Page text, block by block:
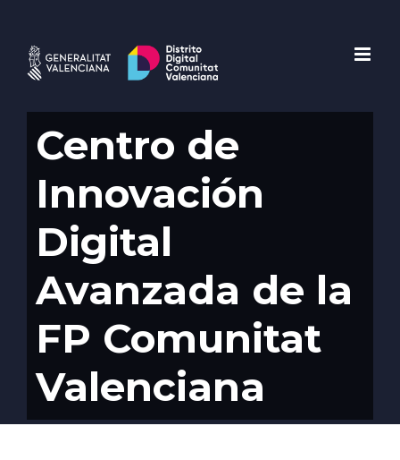
contenido
Centro de
Innovación
Digital
Avanzada de la
FP Comunitat
Valenciana